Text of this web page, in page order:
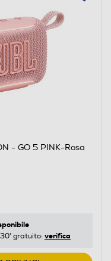
- GO 5 PINK-Rosa
gratuito: verifica